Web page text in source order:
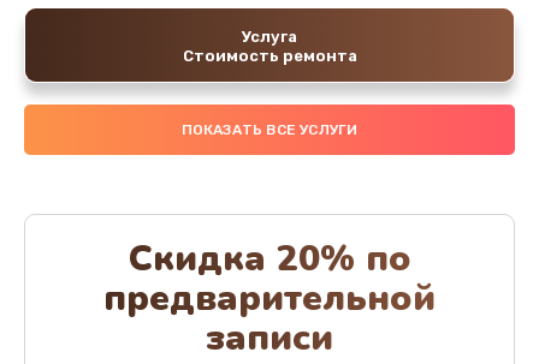
Услуга
Стоимость ремонта
ПОКАЗАТЬ ВСЕ УСЛУГИ
Скидка 20% по
предварительной
записи